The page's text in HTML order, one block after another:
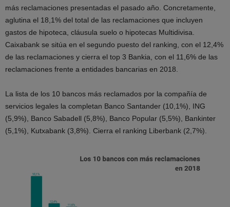
más reclamaciones presentadas el pasado año. Concretamente,
aglutina el 18,1% del total de las reclamaciones que incluyen
gastos de hipoteca, cláusula suelo o hipotecas Multidivisa.
Caixabank se sitúa en el segundo puesto del ranking, con el 12,4%
de las reclamaciones y cierra el top 3 Bankia, con el 11,6% de las
reclamaciones frente a entidades bancarias en 2018.
La lista de los 10 bancos más reclamados por la compañía de
servicios legales la completan Banco Santander (10,1%), ING
(5,9%), Banco Sabadell (5,8%), Banco Popular (5,5%), Bankinter
(5,1%), Kutxabank (3,8%). Cierra el ranking Liberbank (2,7%).